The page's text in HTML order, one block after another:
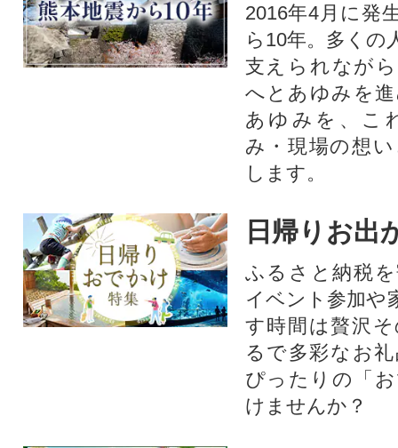
2016年4月に発
ら10年。多くの
支えられなが
へとあゆみを
あゆみを、こ
み・現場の想
します。
日帰りお出
ふるさと納税
イベント参加や
す時間は贅沢
るで多彩なお
ぴったりの「
けませんか？